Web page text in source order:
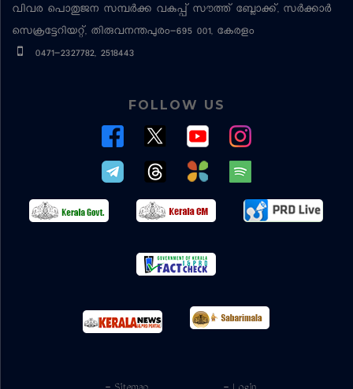
വിവര പൊതുജന സമ്പര്‍ക്ക വകുപ്പ് സൗത്ത് ബ്ലോക്ക്, സര്‍ക്കാര്‍
സെക്രട്ടേറിയറ്റ്, തിരുവനന്തപുരം-695 001, കേരളം
0471-2327782, 2518443
FOLLOW US